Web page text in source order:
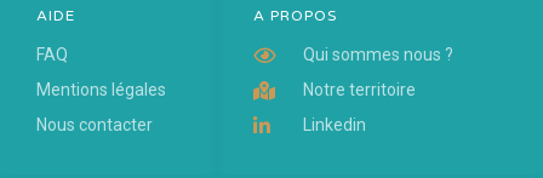
A PROPOS
Qui sommes nous ?
Notre territoire
Linkedin
AIDE
FAQ
Mentions légales
Nous contacter